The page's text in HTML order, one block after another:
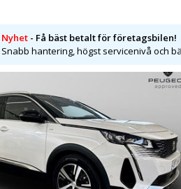
Nyhet- Få bäst betalt för företagsbilen!
Snabb hantering, högst servicenivå och